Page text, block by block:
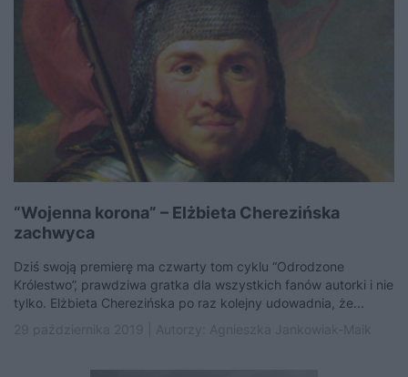
“Wojenna korona” – Elżbieta Cherezińska
zachwyca
Dziś swoją premierę ma czwarty tom cyklu “Odrodzone
Królestwo”, prawdziwa gratka dla wszystkich fanów autorki i nie
tylko. Elżbieta Cherezińska po raz kolejny udowadnia, że...